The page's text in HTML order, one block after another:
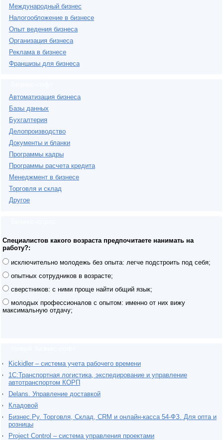
Международный бизнес
Налогообложение в бизнесе
Опыт ведения бизнеса
Организация бизнеса
Реклама в бизнесе
Франшизы для бизнеса
Автоматизация бизнеса
Базы данных
Бухгалтерия
Делопроизводство
Документы и бланки
Программы кадры
Программы расчета кредита
Менеджмент в бизнесе
Торговля и склад
Другое
Специалистов какого возраста предпочитаете нанимать на
работу?:
исключительно молодежь без опыта: легче подстроить под себя;
опытных сотрудников в возрасте;
сверстников: с ними проще найти общий язык;
молодых профессионалов с опытом: именно от них вижу
максимальную отдачу;
Kickidler – система учета рабочего времени
1С:Транспортная логистика, экспедирование и управление
автотранспортом КОРП
Delans. Управление доставкой
Кладовой
Бизнес.Ру. Торговля, Склад, CRM и онлайн-касса 54-ФЗ. Для опта и
розницы
Project Сontrol – система управления проектами